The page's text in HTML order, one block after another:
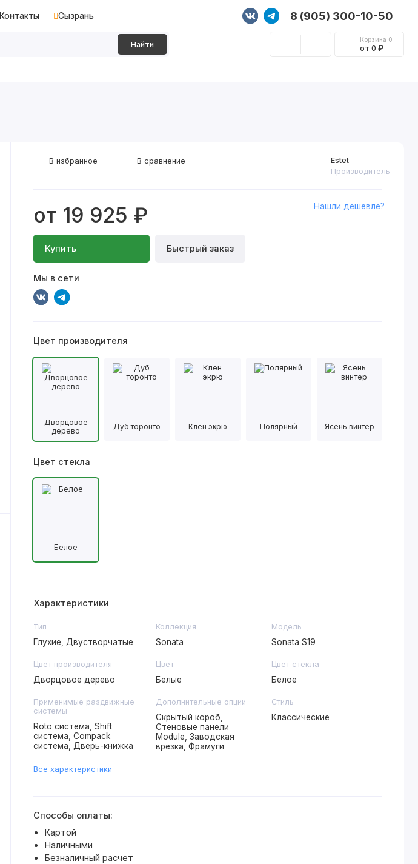
Контакты Сызрань 8 (905) 300-10-50
Найти
Корзина 0
от 0 ₽
Estet
Производитель
от 19 925 ₽
Купить Быстрый заказ
Нашли дешевле?
Мы в сети
В избранное В сравнение
Цвет производителя
Дворцовое
дерево
Дуб торонто Клен экрю Полярный Ясень винтер
Цвет стекла
Белое
Характеристики
Тип
Глухие, Двустворчатые
Коллекция
Sonata
Модель
Sonata S19
Цвет производителя
Дворцовое дерево
Цвет
Белые
Цвет стекла
Белое
Применимые раздвижные
системы
Roto система, Shift
система, Compack
система, Дверь-книжка
Дополнительные опции
Скрытый короб,
Стеновые панели
Module, Заводская
врезка, Фрамуги
Стиль
Классические
Все характеристики
Способы оплаты:
Картой
Наличными
Безналичный расчет